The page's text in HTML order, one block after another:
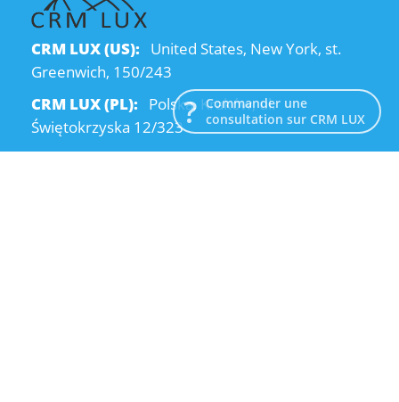
CRM LUX (US): United States, New York, st.
Greenwich, 150/243
CRM LUX (PL): Polska, Kraków, ul.
Świętokrzyska 12/323
Commander une
consultation sur CRM LUX